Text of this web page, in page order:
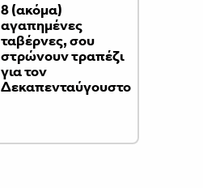
8 (ακόμα)
αγαπημένες
ταβέρνες, σου
στρώνουν τραπέζι
για τον
Δεκαπενταύγουστο